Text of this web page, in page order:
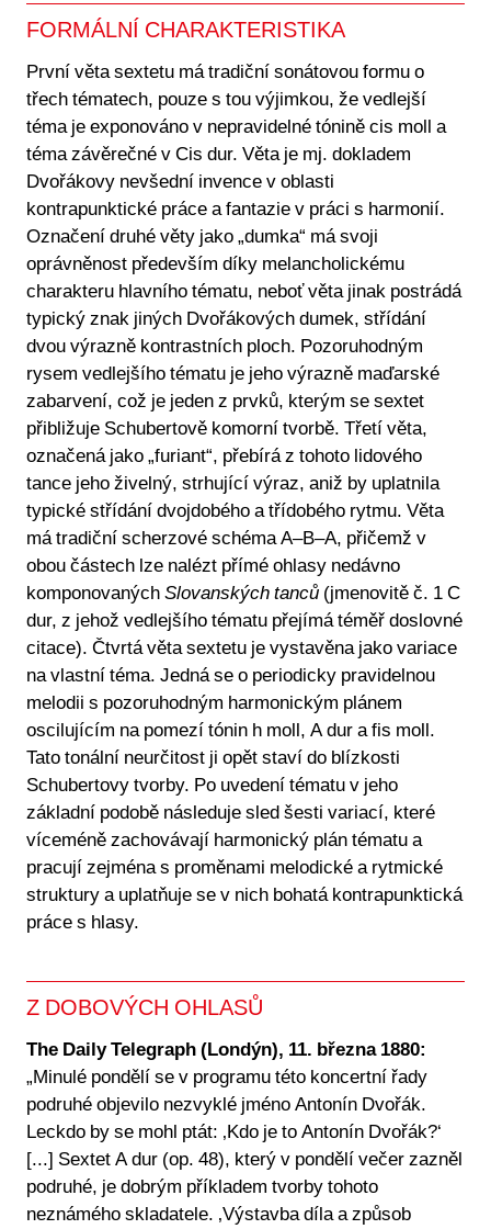
FORMÁLNÍ CHARAKTERISTIKA
První věta sextetu má tradiční sonátovou formu o
třech tématech, pouze s tou výjimkou, že vedlejší
téma je exponováno v nepravidelné tónině cis moll a
téma závěrečné v Cis dur. Věta je mj. dokladem
Dvořákovy nevšední invence v oblasti
kontrapunktické práce a fantazie v práci s harmonií.
Označení druhé věty jako „dumka“ má svoji
oprávněnost především díky melancholickému
charakteru hlavního tématu, neboť věta jinak postrádá
typický znak jiných Dvořákových dumek, střídání
dvou výrazně kontrastních ploch. Pozoruhodným
rysem vedlejšího tématu je jeho výrazně maďarské
zabarvení, což je jeden z prvků, kterým se sextet
přibližuje Schubertově komorní tvorbě. Třetí věta,
označená jako „furiant“, přebírá z tohoto lidového
tance jeho živelný, strhující výraz, aniž by uplatnila
typické střídání dvojdobého a třídobého rytmu. Věta
má tradiční scherzové schéma A–B–A, přičemž v
obou částech lze nalézt přímé ohlasy nedávno
komponovaných Slovanských tanců (jmenovitě č. 1 C
dur, z jehož vedlejšího tématu přejímá téměř doslovné
citace). Čtvrtá věta sextetu je vystavěna jako variace
na vlastní téma. Jedná se o periodicky pravidelnou
melodii s pozoruhodným harmonickým plánem
oscilujícím na pomezí tónin h moll, A dur a fis moll.
Tato tonální neurčitost ji opět staví do blízkosti
Schubertovy tvorby. Po uvedení tématu v jeho
základní podobě následuje sled šesti variací, které
víceméně zachovávají harmonický plán tématu a
pracují zejména s proměnami melodické a rytmické
struktury a uplatňuje se v nich bohatá kontrapunktická
práce s hlasy.
Z DOBOVÝCH OHLASŮ
The Daily Telegraph (Londýn), 11. března 1880:
„Minulé pondělí se v programu této koncertní řady
podruhé objevilo nezvyklé jméno Antonín Dvořák.
Leckdo by se mohl ptát: ‚Kdo je to Antonín Dvořák?‘
[...] Sextet A dur (op. 48), který v pondělí večer zazněl
podruhé, je dobrým příkladem tvorby tohoto
neznámého skladatele. ‚Výstavba díla a způsob